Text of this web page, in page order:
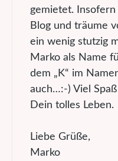
gemietet.
Blog und träume
ein wenig stutzig
Marko als Name
dem „K“ im
auch…:-) Viel
Dein tolles Leben.
Liebe Grüße,
Marko